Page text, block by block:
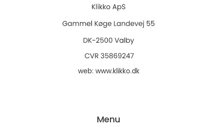
web: www.klikko.dk
Menu